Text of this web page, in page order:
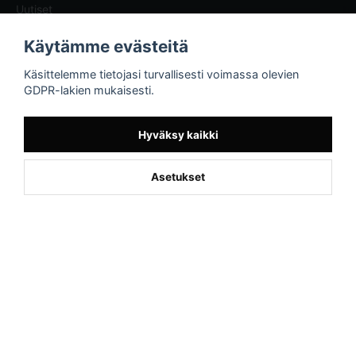
Uutiset
Sporttema
Drottninggatan 47
Käytämme evästeitä
Käsittelemme tietojasi turvallisesti voimassa olevien
GDPR-lakien mukaisesti.
Hyväksy kaikki
Asetukset